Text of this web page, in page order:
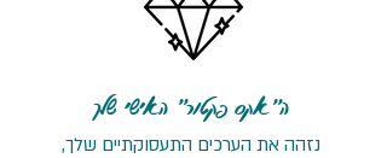
ה״אקס פקטור״ האישי שלך
נזהה את הערכים התעסוקתיים שלך,